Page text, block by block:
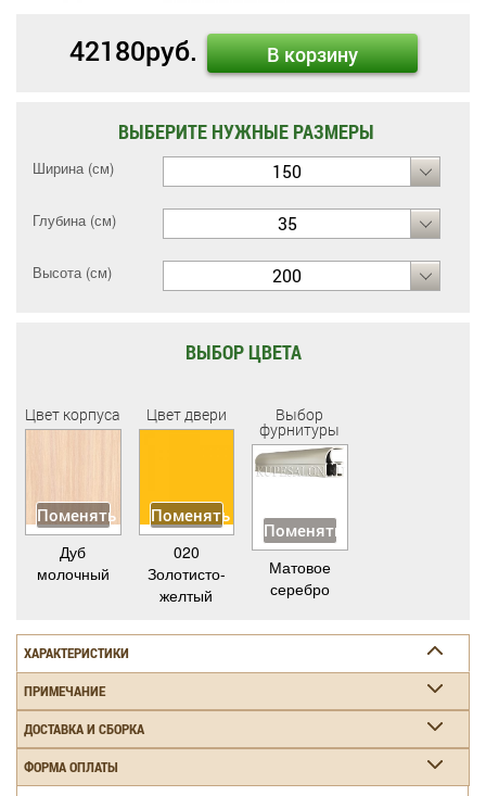
42180руб. В корзину
ВЫБЕРИТЕ НУЖНЫЕ РАЗМЕРЫ
Ширина (см) 150
Глубина (см) 35
Высота (см) 200
ВЫБОР ЦВЕТА
Цвет корпуса
Поменять
Дуб
молочный
Цвет двери
Поменять
020
Золотисто-
желтый
Выбор
фурнитуры
Поменять
Матовое
серебро
ХАРАКТЕРИСТИКИ
ПРИМЕЧАНИЕ
ДОСТАВКА И СБОРКА
ФОРМА ОПЛАТЫ